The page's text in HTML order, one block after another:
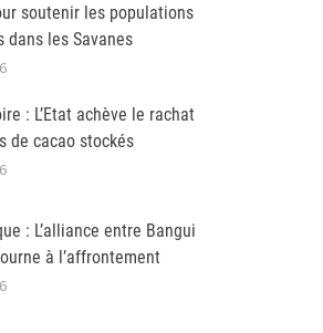
soutenir les populations
dans les Savanes
: L’Etat achève le rachat
de cacao stockés
: L’alliance entre Bangui
à l’affrontement